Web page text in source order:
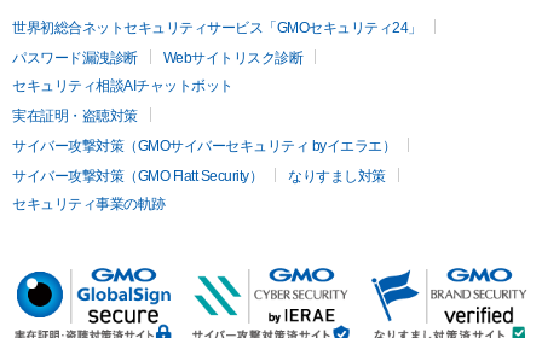
世界初総合ネットセキュリティサービス「GMOセキュリティ24」
パスワード漏洩診断
Webサイトリスク診断
セキュリティ相談AIチャットボット
実在証明・盗聴対策
サイバー攻撃対策（GMOサイバーセキュリティ byイエラエ）
サイバー攻撃対策（GMO Flatt Security）
なりすまし対策
セキュリティ事業の軌跡